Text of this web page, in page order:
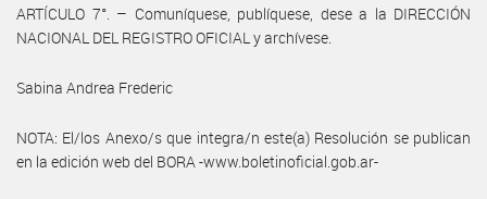
ARTÍCULO 7°. – Comuníquese, publíquese, dese a la DIRECCIÓN
NACIONAL DEL REGISTRO OFICIAL y archívese.
Sabina Andrea Frederic
NOTA: El/los Anexo/s que integra/n este(a) Resolución se publican
en la edición web del BORA -www.boletinoficial.gob.ar-